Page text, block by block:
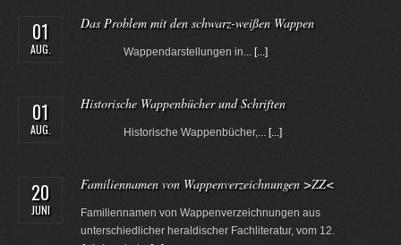
01
AUG.
Das Problem mit den schwarz-weißen Wappen
Wappendarstellungen in... [...]
01
AUG.
Historische Wappenbücher und Schriften
Historische Wappenbücher,... [...]
20
JUNI
Familiennamen von Wappenverzeichnungen >ZZ<
Familiennamen von Wappenverzeichnungen aus
unterschiedlicher heraldischer Fachliteratur, vom 12.